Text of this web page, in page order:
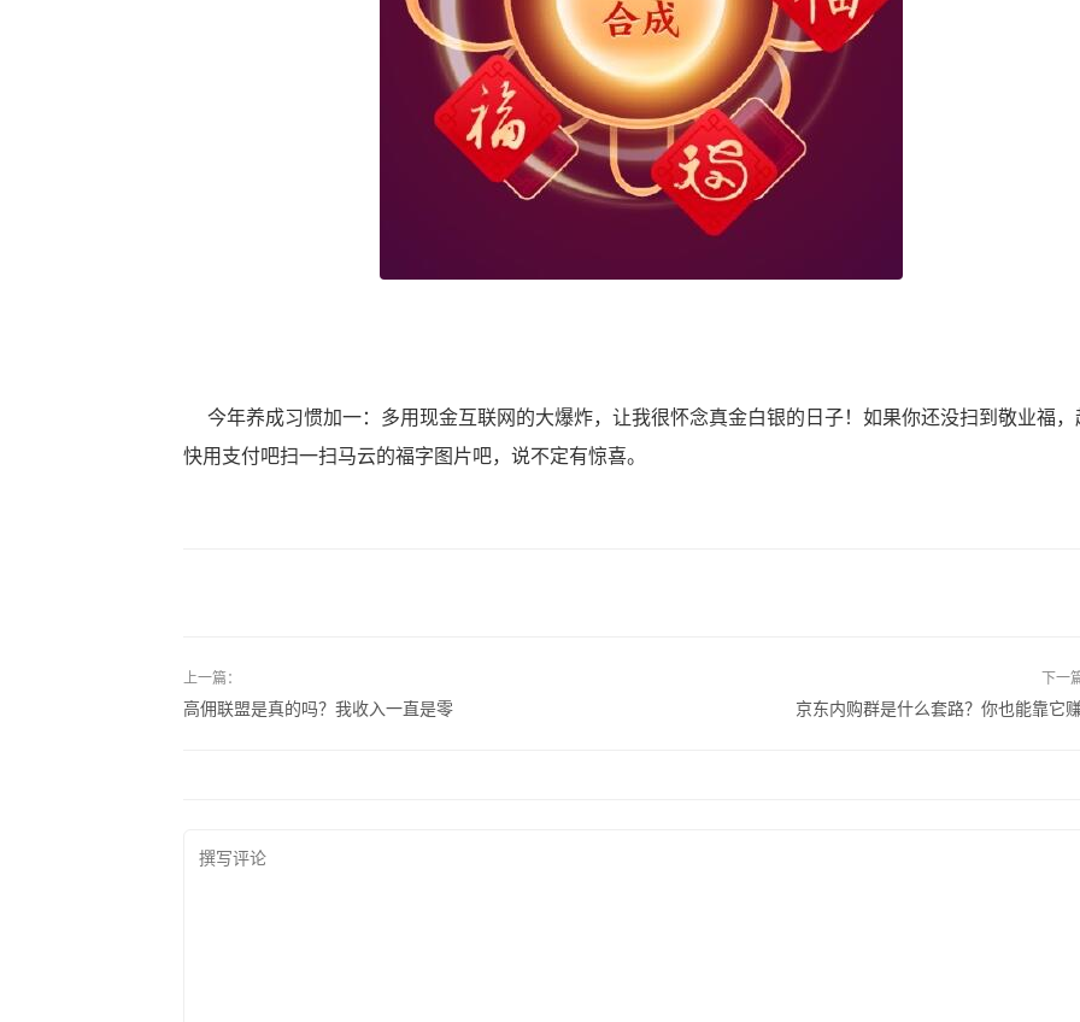
今年养成习惯加一：多用现金互联网的大爆炸，让我很怀念真金白银的日子！如果你还没扫到敬业福，
快用支付吧扫一扫马云的福字图片吧，说不定有惊喜。
上一篇：
高佣联盟是真的吗？我收入一直是零
下一
京东内购群是什么套路？你也能靠它